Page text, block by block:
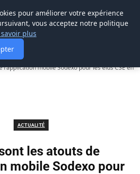
l’application mobile Sodexo pour les élus CSE en
ACTUALITÉ
les atouts de
mobile Sodexo pour
pour améliorer votre expérience
vous acceptez notre politique
savoir plus